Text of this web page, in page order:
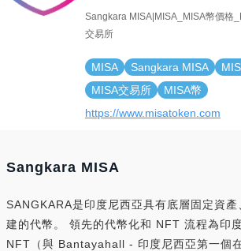
Sangkara MISA|MISA_MISA幣價格
交易所
MISA Sangkara MISA
MISA交易所
MISA幣
https://www.misatoken.com
Sangkara MISA
SANGKARA是印度尼西亞具有底層固定資
建的代幣。 領先的代幣化和 NFT 流程為印
NFT（與 Bantayahall - 印度尼西亞第一個